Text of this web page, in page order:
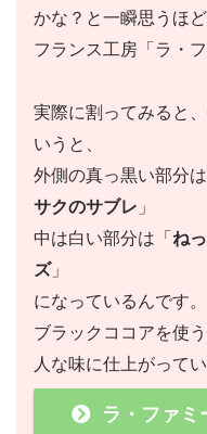
かな？と一瞬思うほど
フランス工房「ラ・
実際に割ってみると
いうと、
外側の真っ黒い部分
サクのサブレ 」
中は白い部分は「ね
ズ」
になっているんです。
ブラックココアを使
人な味に仕上がってい
ラ・ファ